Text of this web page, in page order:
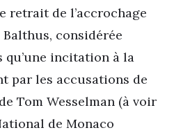
retrait de l’accrochage
considérée
qu’une incitation à la
par les accusations de
Tom Wesselman (à voir
de Monaco